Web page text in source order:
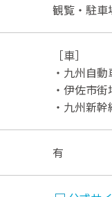
観覧・駐車
［車］
・九州自
・伊佐市
・九州新
有